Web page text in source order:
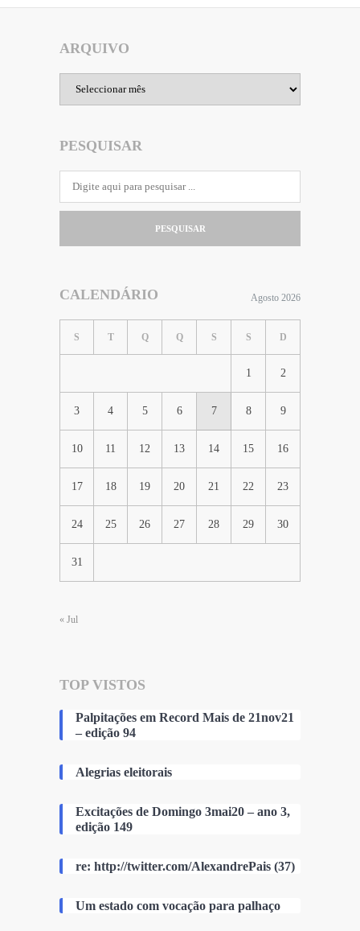
ARQUIVO
PESQUISAR
PESQUISAR
CALENDÁRIO Agosto 2026
S T Q Q S S D
1 2
3 4 5 6 7 8 9
10 11 12 13 14 15 16
17 18 19 20 21 22 23
24 25 26 27 28 29 30
31
« Jul
TOP VISTOS
Palpitações em Record Mais de 21nov21
– edição 94
Alegrias eleitorais
Excitações de Domingo 3mai20 – ano 3,
edição 149
re: http://twitter.com/AlexandrePais (37)
Um estado com vocação para palhaço